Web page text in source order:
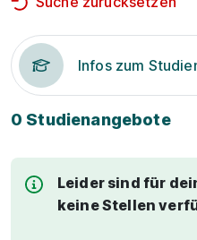
Infos zum
0 Studienangebote
Leider sind für
keine Stellen